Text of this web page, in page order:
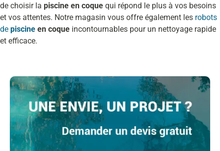
de choisir la piscine en coque qui répond le plus à vos besoins
et vos attentes. Notre magasin vous offre également les robots
de piscine en coque incontournables pour un nettoyage rapide
et efficace.